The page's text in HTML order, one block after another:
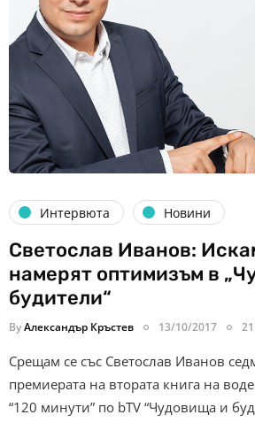
Интервюта Новини
Светослав Иванов:
намерят оптимизъм в
будители“
ByАлександър Кръстев 13/10/2017
Срещам се със Светослав Иванов
премиерата на втората книга на
“120 минути” по bTV “Чудовища и